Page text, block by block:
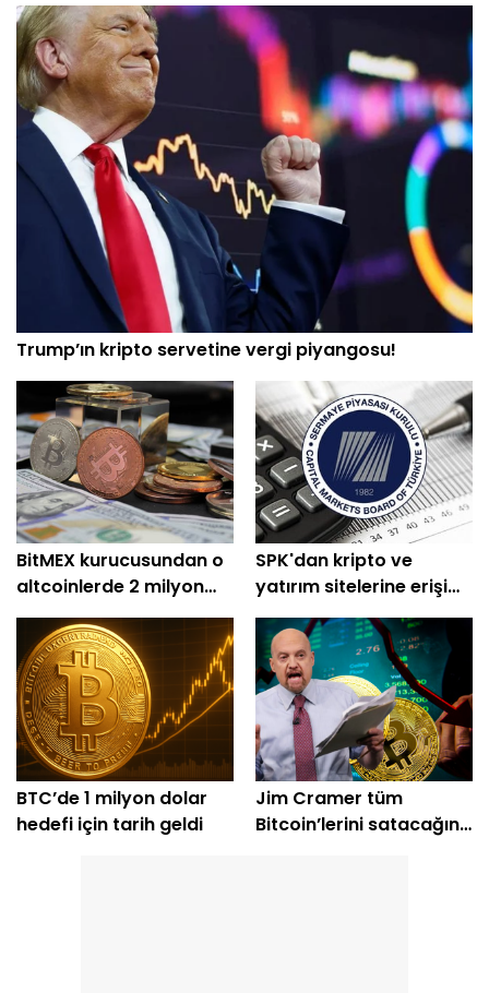
Trump’ın kripto servetine vergi piyangosu!
BitMEX kurucusundan o
altcoinlerde 2 milyon
dolarlık alım
SPK'dan kripto ve
yatırım sitelerine erişim
engeli
BTC’de 1 milyon dolar
hedefi için tarih geldi
Jim Cramer tüm
Bitcoin’lerini satacağını